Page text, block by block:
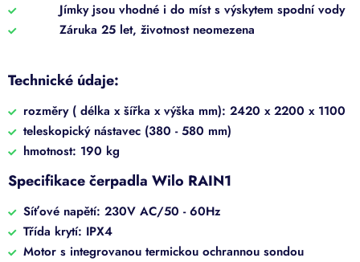
Jímky jsou vhodné i do míst s výskytem spodní vody
Záruka 25 let, životnost neomezena
Technické údaje:
rozměry( délka xšířka xvýška mm): 2420 x 2200 x 1100
teleskopický nástavec (380 - 580 mm)
hmotnost: 190 kg
Specifikace čerpadla Wilo RAIN1
Síťové napětí: 230V AC/50 - 60Hz
Třída krytí: IPX4
Motor s integrovanou termickou ochrannou sondou